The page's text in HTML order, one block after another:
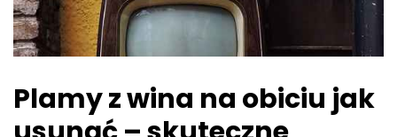
Plamy z wina na obiciu jak